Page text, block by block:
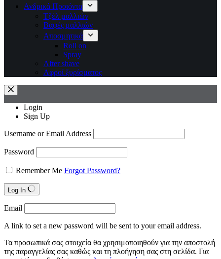
Ανδρικά Προιόντα
Τζέλ μαλλιών
Βαφές μαλλιών
Αποσμητικά
Roll on
Spray
After shave
Αφροί ξυρίσματος
Login
Sign Up
Username or Email Address
Password
Remember Me Forgot Password?
Log In
Email
A link to set a new password will be sent to your email address.
Τα προσωπικά σας στοιχεία θα χρησιμοποιηθούν για την αποστολή
της παραγγελίας σας καθώς και τη πλοήγηση σας στη σελίδα. Για